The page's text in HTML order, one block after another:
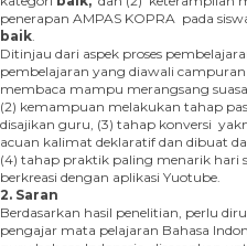
penerapan AMPAS KOPRA pada
baik.
Ditinjau dari aspek proses
pembelajaran yang diawali
membaca mampu merangsang
(2) kemampuan melakukan tahap
disajikan guru, (3) tahap konversi
acuan kalimat deklaratif dan dibuat
(4) tahap praktik paling menarik hari
berkreasi dengan aplikasi Yuotube.
2. Saran
Berdasarkan hasil penelitian, perlu
pengajar mata pelajaran Bahasa